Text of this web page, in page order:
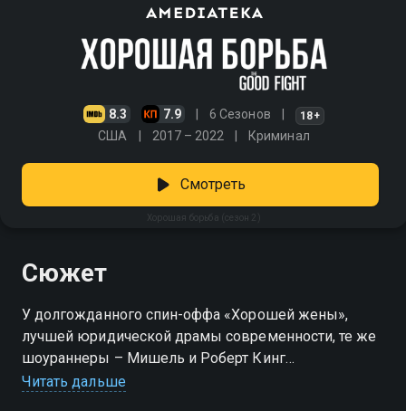
8.3 7.9 6 Сезонов 18+
США 2017 – 2022 Криминал
Хорошая борьба (сезон 2)
Смотреть
Сюжет
У долгожданного спин-оффа «Хорошей жены»,
лучшей юридической драмы современности, те же
шоураннеры – Мишель и Роберт Кинг
Читать дальше